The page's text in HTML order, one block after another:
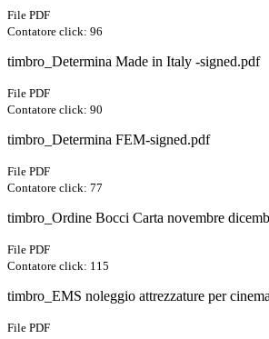
File PDF
Contatore click: 96
timbro_Determina Made in Italy -signed.pdf
File PDF
Contatore click: 90
timbro_Determina FEM-signed.pdf
File PDF
Contatore click: 77
timbro_Ordine Bocci Carta novembre
File PDF
Contatore click: 115
timbro_EMS noleggio attrezzature per
File PDF